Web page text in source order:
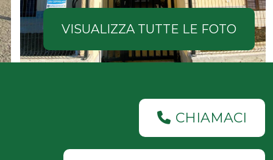
VISUALIZZA TUTTE LE FOTO
CHIAMACI